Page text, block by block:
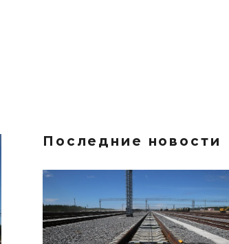
Последние новости